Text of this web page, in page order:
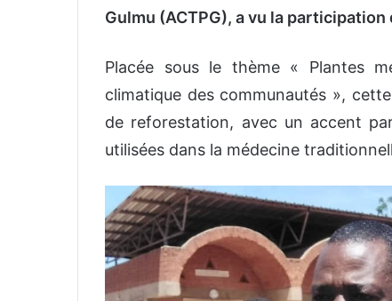
Gulmu (ACTPG), a vu la
Placée sous le thème « Plantes
climatique des communautés »,
de reforestation, avec un accent
utilisées dans la médecine